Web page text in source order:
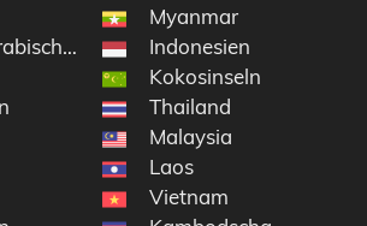
Emirate
Myanmar
Indonesien
Kokosinseln
Thailand
Malaysia
Laos
Vietnam